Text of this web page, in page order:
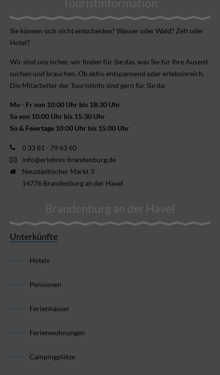
Touristinformation
Sie können sich nicht ent­scheiden? Wasser oder Wald? Zelt oder
Hotel?
Wir sind uns sicher, wir finden für Sie das, was Sie für Ihre Aus­zeit
suchen und brauchen. Ob aktiv, ent­spannend oder erlebnis­reich.
Die Mitarbeiter der Touristinfo sind gern für Sie da:
Mo - Fr von 10:00 Uhr bis 18:30 Uhr
Sa von 10:00 Uhr bis 15:30 Uhr
So & Feiertage 10:00 Uhr bis 15:00 Uhr
0 33 81 - 79 63 60
info@erlebnis-brandenburg.de
Neustädtischer Markt 3
14776 Brandenburg an der Havel
Brandenburg an der Havel
Unterkünfte
Hotels
Pensionen
Ferienhäuser
Ferienwohnungen
Campingplätze